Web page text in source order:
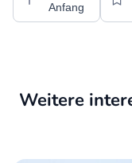
Anfang
Weitere